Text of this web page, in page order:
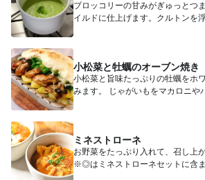
ブロッコリーの甘みがぎゅっとつ
イルドに仕上げます。クルトンを
小松菜と牡蠣のオーブン焼き
小松菜と旨味たっぷりの牡蠣をホ
みます。 じゃがいもをマカロニや
美味し...
ミネストローネ
お野菜をたっぷり入れて、召し上がれ。 ◆材料（4